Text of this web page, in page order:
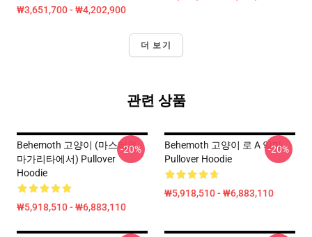
₩3,651,700 - ₩4,202,900
더 보기
관련 상품
Behemoth 고양이 (마스터와
마가리타에서) Pullover
Hoodie
₩5,918,510 - ₩6,883,110
-20%
Behemoth 고양이 로 A 악마
Pullover Hoodie
₩5,918,510 - ₩6,883,110
-20%